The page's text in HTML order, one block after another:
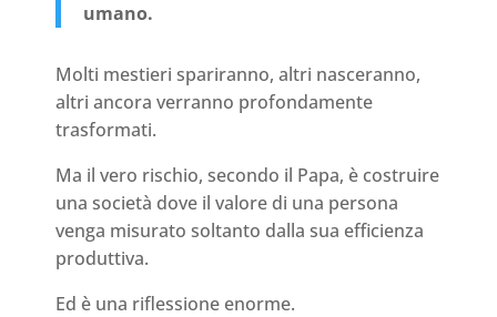
umano.
Molti mestieri spariranno, altri nasceranno,
altri ancora verranno profondamente
trasformati.
Ma il vero rischio, secondo il Papa, è costruire
una società dove il valore di una persona
venga misurato soltanto dalla sua efficienza
produttiva.
Ed è una riflessione enorme.